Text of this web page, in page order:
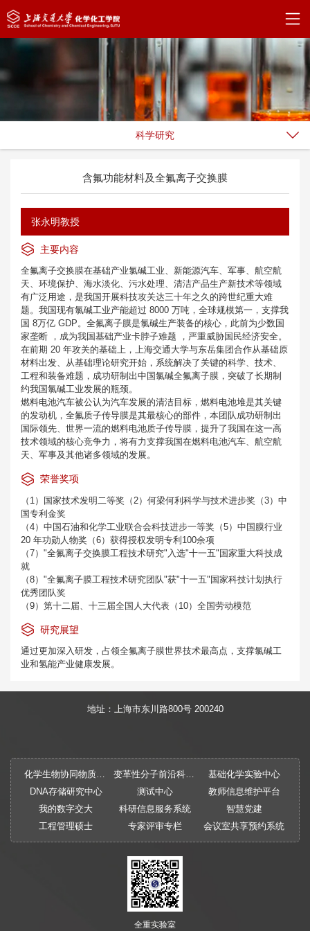
科学研究
含氟功能材料及全氟离子交换膜
张永明教授
主要内容
全氟离子交换膜在基础产业氯碱工业、新能源汽车、军事、航空航
天、环境保护、海水淡化、污水处理、清洁产品生产新技术等领域
有广泛用途，是我国开展科技攻关达三十年之久的跨世纪重大难
题。我国现有氯碱工业产能超过 8000 万吨，全球规模第一，支撑我
国 8万亿 GDP。全氟离子膜是氯碱生产装备的核心，此前为少数国
家垄断 ，成为我国基础产业卡脖子难题 ，严重威胁国民经济安全。
在前期 20 年攻关的基础上，上海交通大学与东岳集团合作从基础原
材料出发、从基础理论研究开始，系统解决了关键的科学、技术、
工程和装备难题，成功研制出中国氯碱全氟离子膜，突破了长期制
约我国氯碱工业发展的瓶颈。
燃料电池汽车被公认为汽车发展的清洁目标，燃料电池堆是其关键
的发动机，全氟质子传导膜是其最核心的部件，本团队成功研制出
国际领先、世界一流的燃料电池质子传导膜，提升了我国在这一高
技术领域的核心竞争力，将有力支撑我国在燃料电池汽车、航空航
天、军事及其他诸多领域的发展。
荣誉奖项
（1）国家技术发明二等奖（2）何梁何利科学与技术进步奖（3）中
国专利金奖
（4）中国石油和化学工业联合会科技进步一等奖（5）中国膜行业
20 年功勋人物奖（6）获得授权发明专利100余项
（7）"全氟离子交换膜工程技术研究"入选"十一五"国家重大科技成
就
（8）"全氟离子膜工程技术研究团队"获"十一五"国家科技计划执行
优秀团队奖
（9）第十二届、十三届全国人大代表（10）全国劳动模范
研究展望
通过更加深入研发，占领全氟离子膜世界技术最高点，支撑氯碱工
业和氢能产业健康发展。
地址：上海市东川路800号 200240
化学生物协同物质创制全国重点实验室 变革性分子前沿科学中心
基础化学实验中心
DNA存储研究中心
测试中心
教师信息维护平台
我的数字交大
科研信息服务系统
智慧党建
工程管理硕士
专家评审专栏 会议室共享预约系统
全重实验室